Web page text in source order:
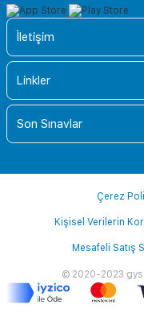
İletişim
Linkler
Son Sınavlar
© 2020-2023
Çerez
Kişisel Verilerin
Mesafeli Satış